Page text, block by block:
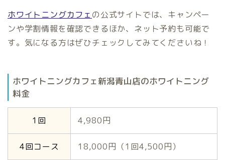
ホワイトニングカフェ の公式サイトでは、キャンペー
ンや学割情報を確認できるほか、ネット予約も可能で
す。気になる方はぜひチェックしてみてくださいね！
ホワイトニングカフェ新潟青山店のホワイトニング
料金
1回 4,980円
4回コース 18,000円（1回4,500円）